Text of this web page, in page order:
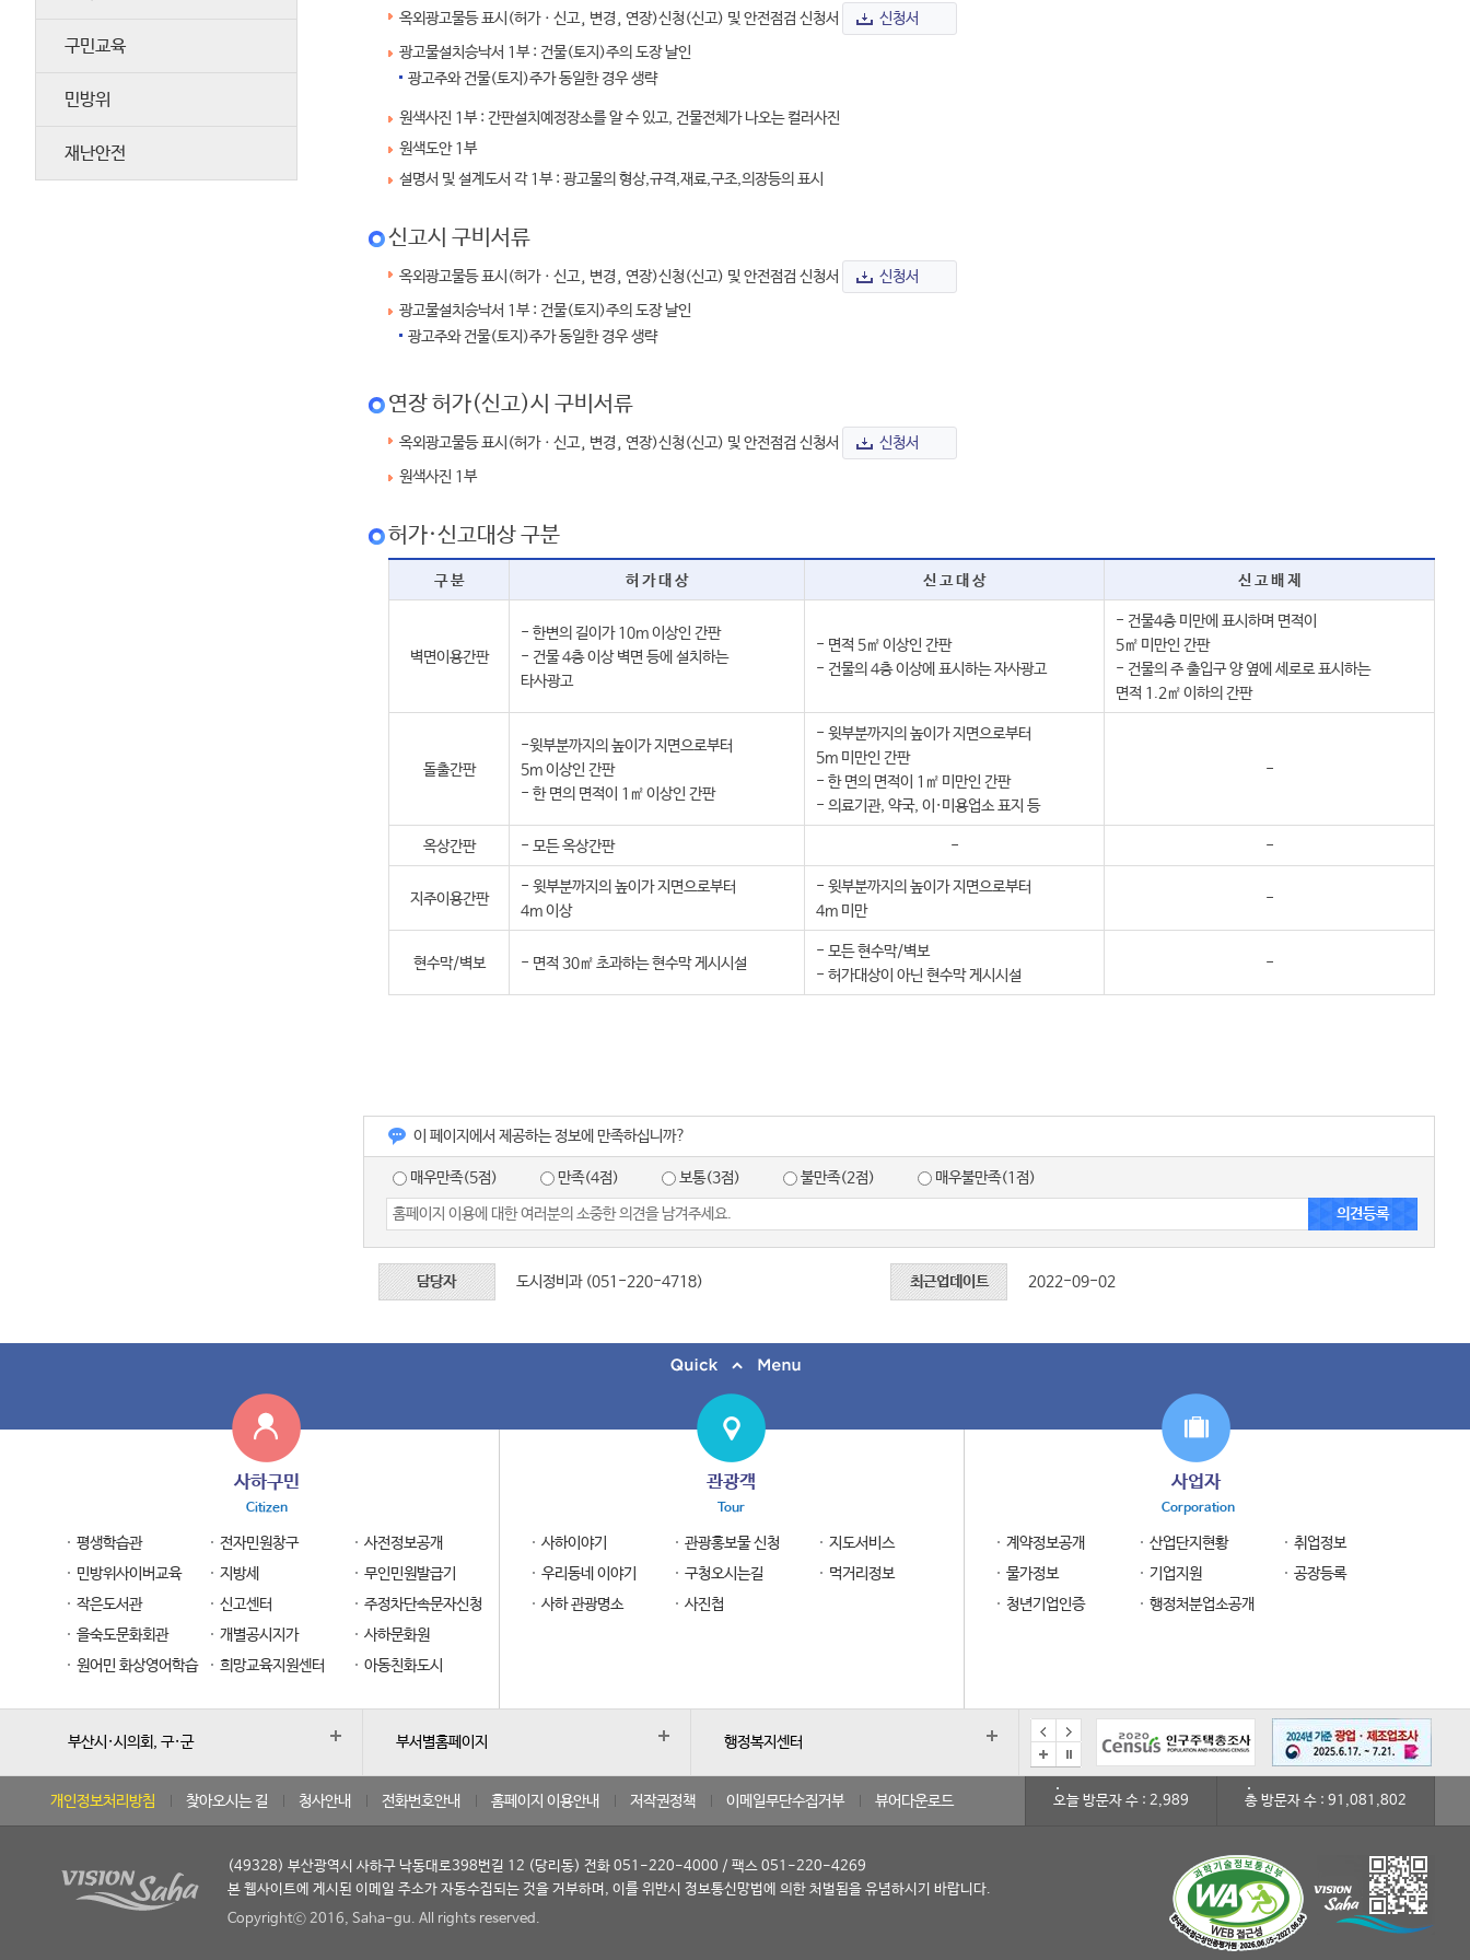
구민교육
민방위
재난안전
옥외광고물등 표시(허가ㆍ신고¸ 변경¸ 연장)신청(신고) 및 안전점검 신청서
신청서
광고물설치승낙서 1부 : 건물(토지)주의 도장 날인
광고주와 건물(토지)주가 동일한 경우 생략
원색사진 1부 : 간판설치예정장소를 알 수 있고, 건물전체가 나오는 컬러사진
원색도안 1부
설명서 및 설계도서 각 1부 : 광고물의 형상,규격,재료,구조,의장등의 표시
신고시 구비서류
옥외광고물등 표시(허가ㆍ신고¸ 변경¸ 연장)신청(신고) 및 안전점검 신청서
신청서
광고물설치승낙서 1부 : 건물(토지)주의 도장 날인
광고주와 건물(토지)주가 동일한 경우 생략
연장 허가(신고)시 구비서류
옥외광고물등 표시(허가ㆍ신고¸ 변경¸ 연장)신청(신고) 및 안전점검 신청서
신청서
원색사진 1부
허가·신고대상 구분
구 분 허 가 대 상 신 고 대 상 신 고 배 제
벽면이용간판
- 한변의 길이가 10m 이상인 간판
- 건물 4층 이상 벽면 등에 설치하는
타사광고
- 면적 5㎡ 이상인 간판
- 건물의 4층 이상에 표시하는 자사광고
- 건물4층 미만에 표시하며 면적이
5㎡ 미만인 간판
- 건물의 주 출입구 양 옆에 세로로 표시하는
면적 1.2㎡ 이하의 간판
돌출간판
-윗부분까지의 높이가 지면으로부터
5m 이상인 간판
- 한 면의 면적이 1㎡ 이상인 간판
- 윗부분까지의 높이가 지면으로부터
5m 미만인 간판
- 한 면의 면적이 1㎡ 미만인 간판
- 의료기관, 약국, 이·미용업소 표지 등
-
옥상간판 - 모든 옥상간판 - -
지주이용간판
- 윗부분까지의 높이가 지면으로부터
4m 이상
- 윗부분까지의 높이가 지면으로부터
4m 미만
-
현수막/벽보 - 면적 30㎡ 초과하는 현수막 게시시설
- 모든 현수막/벽보
- 허가대상이 아닌 현수막 게시시설
-
이 페이지에서 제공하는 정보에 만족하십니까?
매우만족(5점) 만족(4점) 보통(3점) 불만족(2점) 매우불만족(1점)
담당자 도시정비과 (051-220-4718) 최근업데이트 2022-09-02
사하구민
Citizen
평생학습관 전자민원창구
사전정보공개
민방위사이버교육
지방세
무인민원발급기
작은도서관
신고센터
주정차단속문자신청
을숙도문화회관
개별공시지가
사하문화원
원어민 화상영어학습
희망교육지원센터 아동친화도시
관광객
Tour
사하이야기 관광홍보물 신청
지도서비스
우리동네 이야기
구청오시는길
먹거리정보
사하 관광명소
사진첩
사업자
Corporation
계약정보공개 산업단지현황
취업정보
물가정보
기업지원
공장등록
청년기업인증
행정처분업소공개
부산시·시의회, 구·군 부서별홈페이지 행정복지센터
개인정보처리방침 찾아오시는 길 청사안내 전화번호안내 홈페이지 이용안내 저작권정책 이메일무단수집거부 뷰어다운로드 오늘 방문자 수 : 2,989 총 방문자 수 : 91,081,802
(49328) 부산광역시 사하구 낙동대로398번길 12 (당리동) 전화 051-220-4000 / 팩스 051-220-4269
본 웹사이트에 게시된 이메일 주소가 자동수집되는 것을 거부하며, 이를 위반시 정보통신망법에 의한 처벌됨을 유념하시기 바랍니다.
Copyrightⓒ 2016, Saha-gu. All rights reserved.